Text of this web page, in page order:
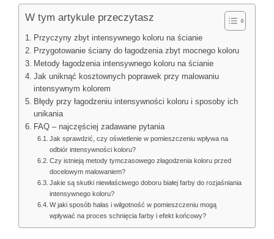
W tym artykule przeczytasz
Przyczyny zbyt intensywnego koloru na ścianie
Przygotowanie ściany do łagodzenia zbyt mocnego koloru
Metody łagodzenia intensywnego koloru na ścianie
Jak uniknąć kosztownych poprawek przy malowaniu
intensywnym kolorem
Błędy przy łagodzeniu intensywności koloru i sposoby ich
unikania
FAQ – najczęściej zadawane pytania
Jak sprawdzić, czy oświetlenie w pomieszczeniu wpływa na
odbiór intensywności koloru?
Czy istnieją metody tymczasowego złagodzenia koloru przed
docelowym malowaniem?
Jakie są skutki niewłaściwego doboru białej farby do rozjaśniania
intensywnego koloru?
W jaki sposób hałas i wilgotność w pomieszczeniu mogą
wpływać na proces schnięcia farby i efekt końcowy?